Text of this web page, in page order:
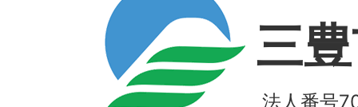
三
法人番号